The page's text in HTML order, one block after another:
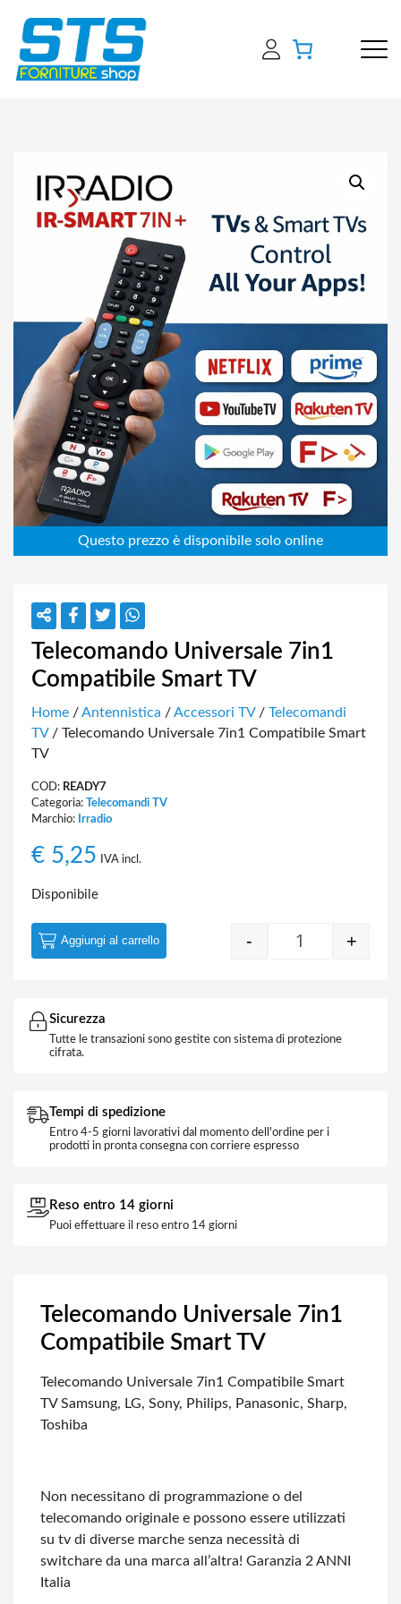
Telecomando Universale 7in1
Compatibile Smart TV
Home /Antennistica /Accessori TV/ Telecomandi
TV/ Telecomando Universale 7in1 Compatibile Smart
TV
COD: READY7
Categoria: Telecomandi TV
Marchio: Irradio
€ 5,25 IVA incl.
Disponibile
Telecomando
- +
Aggiungi al carrello
Sicurezza
Tutte le transazioni sono gestite con sistema di protezione
cifrata.
Tempi di spedizione
Entro 4-5 giorni lavorativi dal momento dell'ordine per i
prodotti in pronta consegna con corriere espresso
Reso entro 14 giorni
Puoi effettuare il reso entro 14 giorni
Telecomando Universale 7in1
Compatibile Smart TV
Telecomando Universale 7in1 Compatibile Smart
TV Samsung, LG, Sony, Philips, Panasonic, Sharp,
Toshiba
Non necessitano di programmazione o del
telecomando originale e possono essere utilizzati
su tv di diverse marche senza necessità di
switchare da una marca all’altra! Garanzia 2 ANNI
Italia